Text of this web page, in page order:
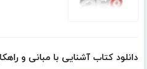
دانلود کتاب آشنایی با مبانی و